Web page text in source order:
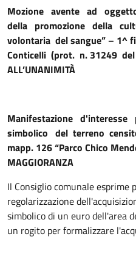
Mozione avente ad
della promozione della
volontaria del sangue” – 1^
Conticelli (prot. n. 31249 del
ALL’UNANIMITÀ
Manifestazione
simbolico del terreno
mapp. 126 “Parco Chico
MAGGIORANZA
Il Consiglio comunale esprime
regolarizzazione
simbolico di un euro dell'area
un rogito per formalizzare